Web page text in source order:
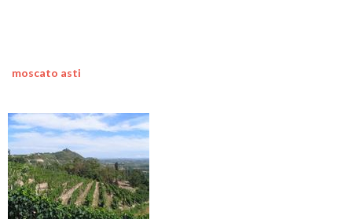
moscato asti